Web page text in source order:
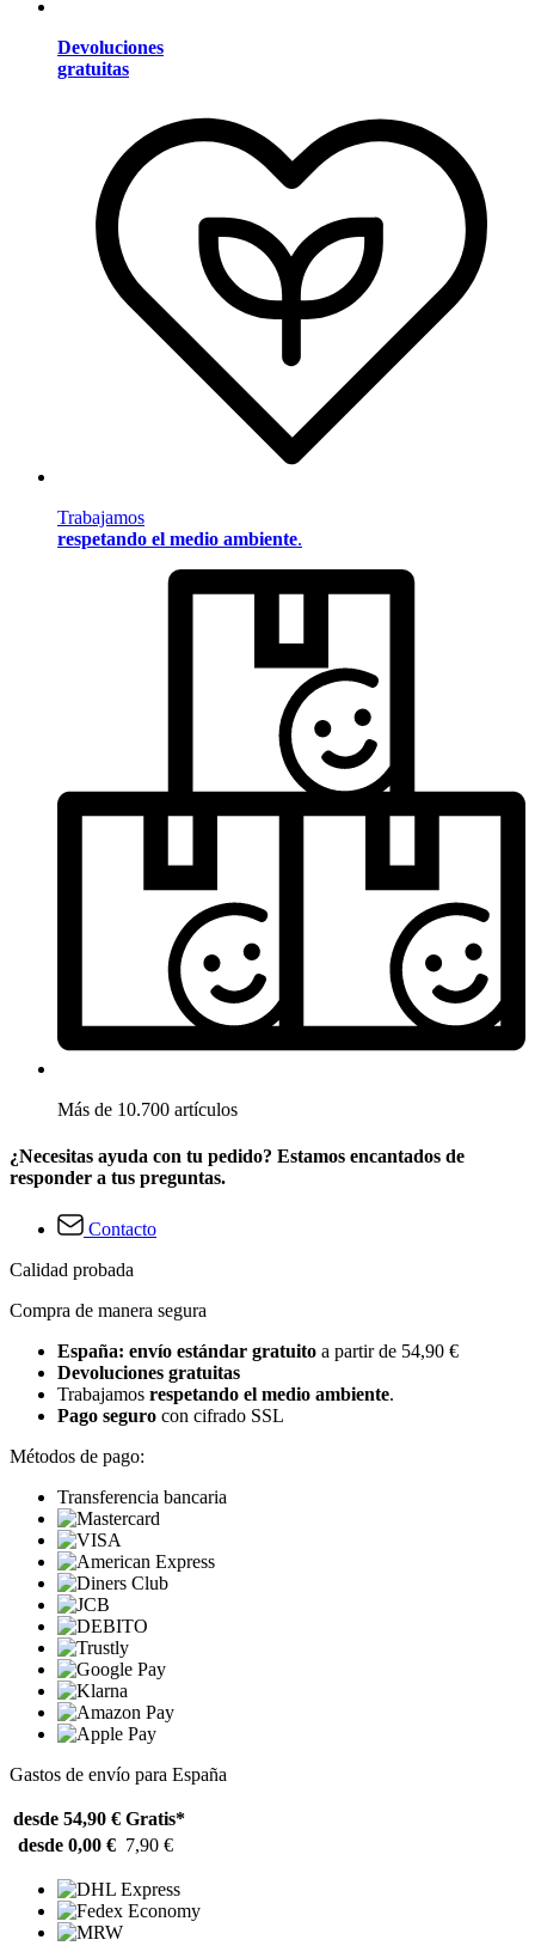
Devoluciones
gratuitas
Trabajamos
respetando el medio ambiente.
Más de 10.700 artículos
¿Necesitas ayuda con tu pedido? Estamos encantados de
responder a tus preguntas.
Contacto
Calidad probada
Compra de manera segura
España: envío estándar gratuito a partir de 54,90 €
Devoluciones gratuitas
Trabajamos respetando el medio ambiente.
Pago seguro con cifrado SSL
Métodos de pago:
Transferencia bancaria
Gastos de envío para España
desde 54,90 € Gratis*
desde 0,00 € 7,90 €